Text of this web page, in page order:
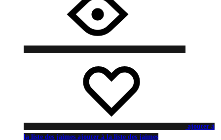
ajouter à
la liste des jaimes ajouter à la liste des jaimes